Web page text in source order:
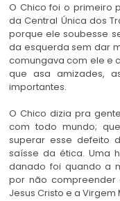
O Chico foi o primeiro
da Central Única dos
porque ele soubesse
da esquerda sem dar
comungava com ele e
que asa amizades,
importantes.
O Chico dizia pra
com todo mundo;
superar esse defeito
saísse da ética. Uma
danado foi quando a
por não
Jesus Cristo e a